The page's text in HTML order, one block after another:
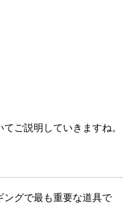
ご説明していきますね。
ングで最も重要な道具で